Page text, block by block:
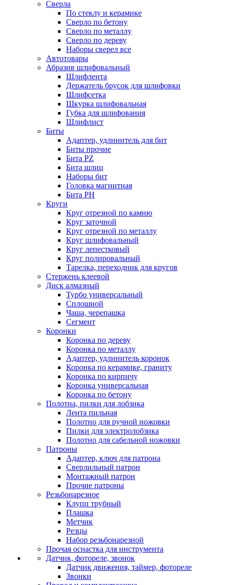
Сверла
По стеклу и керамике
Сверло по бетону
Сверло по металлу
Сверло по дереву
Наборы сверел все
Автотовары
Абразив шлифовальный
Шлифлента
Держатель брусок для шлифовки
Шлифсетка
Шкурка шлифовальная
Губка для шлифования
Шлифлист
Биты
Адаптер, удлинитель для бит
Биты прочие
Бита PZ
Бита шлиц
Наборы бит
Головка магнитная
Бита PH
Круги
Круг отрезной по камню
Круг заточной
Круг отрезной по металлу
Круг шлифовальный
Круг лепестковый
Круг полировальный
Тарелка, переходник для кругов
Стержень клеевой
Диск алмазный
Турбо универсальный
Сплошной
Чаша, черепашка
Сегмент
Коронки
Коронка по дереву
Коронка по металлу
Адаптер, удлинитель коронок
Коронка по керамике, граниту
Коронка по кирпичу
Коронка универсальная
Коронка по бетону
Полотна, пилки для лобзика
Лента пильная
Полотно для ручной ножовки
Пилки для электролобзика
Полотно для сабельной ножовки
Патроны
Адаптер, ключ для патрона
Сверлильный патрон
Монтажный патрон
Прочие патроны
Резьбонарезное
Клупп трубный
Плашка
Метчик
Резцы
Набор резьбонарезной
Прочая оснастка для инструмента
Датчик, фотореле, звонок
Датчик движения, таймер, фотореле
Звонки